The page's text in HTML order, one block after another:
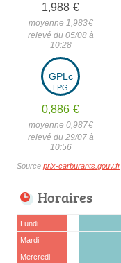
1,988 €
moyenne 1,983€
relevé du 05/08 à
10:28
GPLc
LPG
0,886 €
moyenne 0,987€
relevé du 29/07 à
10:56
Source prix-carburants.gouv.fr
Horaires
Lundi
Mardi
Mercredi